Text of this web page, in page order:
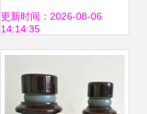
压器与电机配件应
用
更新时间：2026-08-06
14:14:35